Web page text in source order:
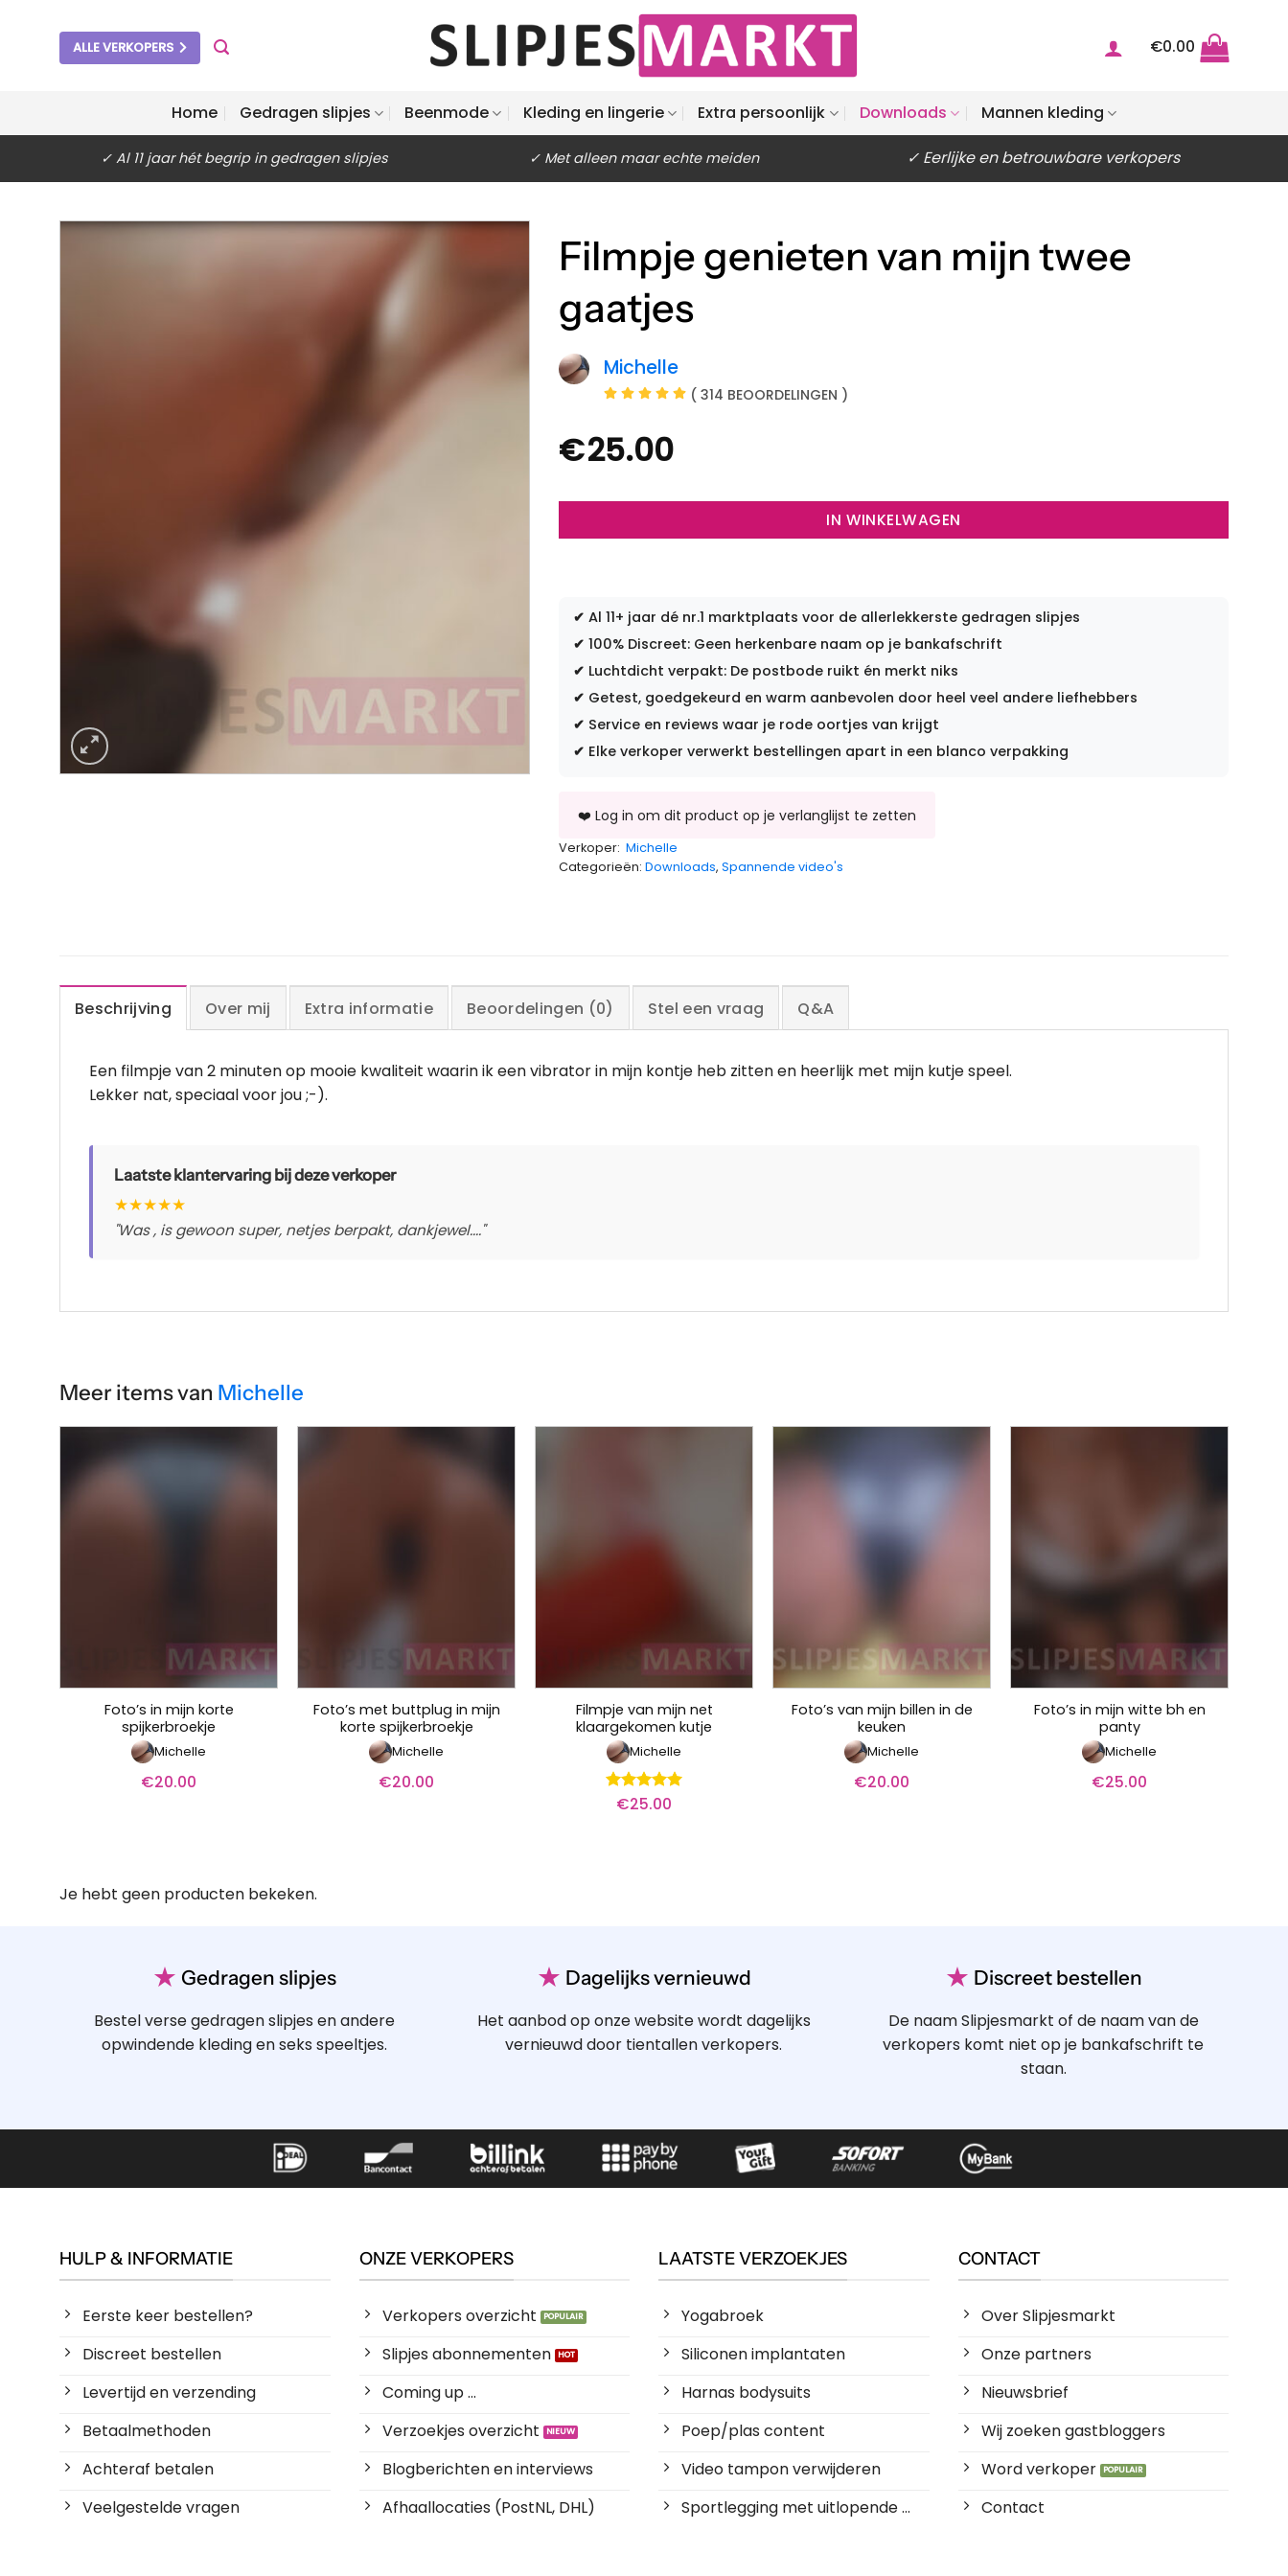
ALLE VERKOPERS €0.00
Home Gedragen slipjes Beenmode Kleding en lingerie Extra persoonlijk Downloads Mannen kleding
✓ Al 11 jaar hét begrip in gedragen slipjes ✓ Met alleen maar echte meiden ✓ Eerlijke en betrouwbare verkopers
Filmpje genieten van mijn twee
gaatjes
Michelle
( 314 BEOORDELINGEN )
€25.00
IN WINKELWAGEN
✔ Al 11+ jaar dé nr.1 marktplaats voor de allerlekkerste gedragen slipjes
✔ 100% Discreet: Geen herkenbare naam op je bankafschrift
✔ Luchtdicht verpakt: De postbode ruikt én merkt niks
✔ Getest, goedgekeurd en warm aanbevolen door heel veel andere liefhebbers
✔ Service en reviews waar je rode oortjes van krijgt
✔ Elke verkoper verwerkt bestellingen apart in een blanco verpakking
Verkoper: Michelle
Categorieën: Downloads, Spannende video's
Beschrijving Over mij Extra informatie Beoordelingen (0) Stel een vraag Q&A
Een filmpje van 2 minuten op mooie kwaliteit waarin ik een vibrator in mijn kontje heb zitten en heerlijk met mijn kutje speel.
Lekker nat, speciaal voor jou ;-).
Laatste klantervaring bij deze verkoper
★★★★★
"Was , is gewoon super, netjes berpakt, dankjewel...."
Meer items van Michelle
Foto’s in mijn korte
spijkerbroekje
Michelle
€20.00
Foto’s met buttplug in mijn
korte spijkerbroekje
Michelle
€20.00
Filmpje van mijn net
klaargekomen kutje
Michelle
Waardering
€25.00
Foto’s van mijn billen in de
keuken
Michelle
€20.00
Foto’s in mijn witte bh en
panty
Michelle
€25.00
Je hebt geen producten bekeken.
★ Gedragen slipjes
Bestel verse gedragen slipjes en andere
opwindende kleding en seks speeltjes.
★ Dagelijks vernieuwd
Het aanbod op onze website wordt dagelijks
vernieuwd door tientallen verkopers.
★ Discreet bestellen
De naam Slipjesmarkt of de naam van de
verkopers komt niet op je bankafschrift te
staan.
HULP & INFORMATIE
Eerste keer bestellen?
Discreet bestellen
Levertijd en verzending
Betaalmethoden
Achteraf betalen
Veelgestelde vragen
ONZE VERKOPERS
Verkopers overzicht
Slipjes abonnementen
Coming up ...
Verzoekjes overzicht
Blogberichten en interviews
Afhaallocaties (PostNL, DHL)
LAATSTE VERZOEKJES
Yogabroek
Siliconen implantaten
Harnas bodysuits
Poep/plas content
Video tampon verwijderen
Sportlegging met uitlopende ...
CONTACT
Over Slipjesmarkt
Onze partners
Nieuwsbrief
Wij zoeken gastbloggers
Word verkoper
Contact